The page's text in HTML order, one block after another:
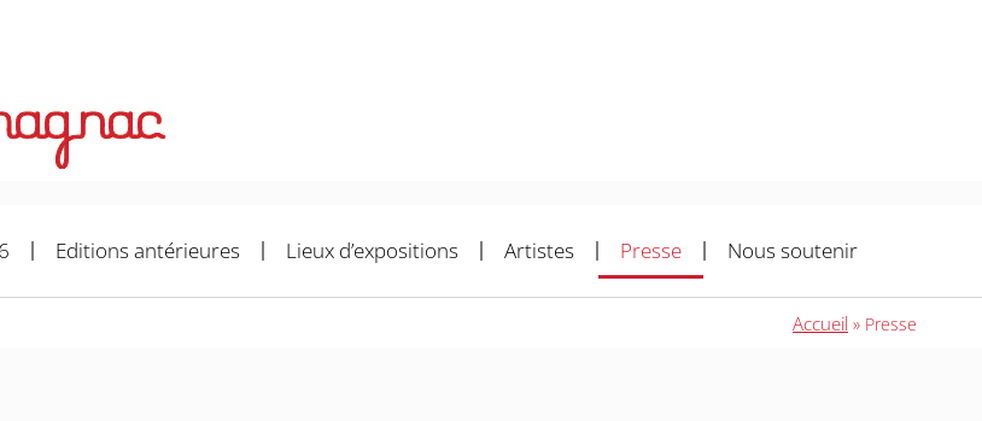
Editions antérieures Lieux d’expositions Artistes Presse Nous soutenir
Accueil » Presse